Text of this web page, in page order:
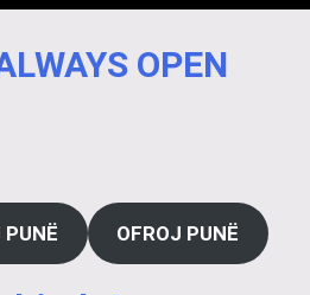
OPEN
PUNË OFROJ PUNË